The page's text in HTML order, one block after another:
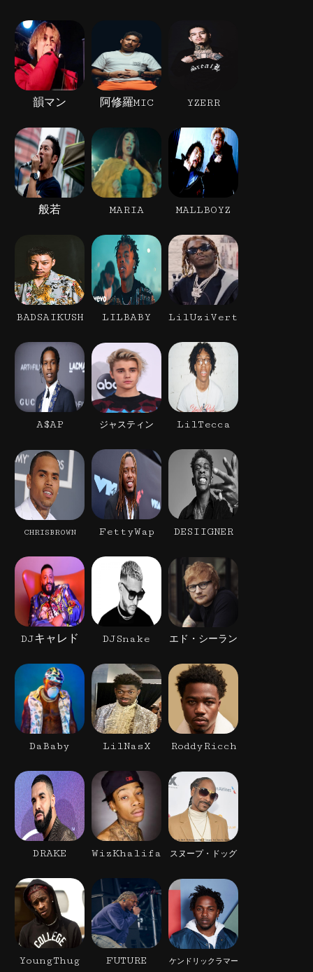
韻マン 阿修羅MIC YZERR
般若 MARIA MALLBOYZ
BADSAIKUSH LILBABY LilUziVert
A$AP ジャスティン LilTecca
CHRISBROWN FettyWap DESIIGNER
DJキャレド DJSnake エド・シーラン
DaBaby LilNasX RoddyRicch
DRAKE WizKhalifa スヌープ・ドッグ
YoungThug FUTURE ケンドリックラマー